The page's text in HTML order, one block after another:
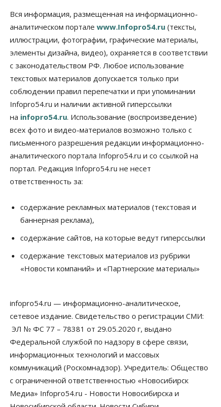
В Новосибирской области резко
сократился грузооборот в автоперевозках
07 Августа 2026, 19:00
Общество
В Новосибирске прошёл митинг
против нового закона о памятниках
07 Августа 2026, 18:00
Бизнес
В аэропорту Толмачёво завершены работы по
бетонированию рулежных дорожек
07 Августа 2026, 17:00
Недвижимость Общество
Новосибирцы стали реже оформлять
дома по упрощенной схеме
Роспотребнадзор изъял почти полторы тонны
мяса в Новосибирской области
07 Августа 2026, 15:00
Расходы новосибирцев на спорт выросли на 40%
за полгода
07 Августа 2026, 14:35
07 Августа 2026, 14:00
Власть
В Новосибирске многодетным семьям вручили
сертификаты на покупку автомобилей
07 Августа 2026, 13:55
Авто Общество
Треть автовладельцев в Новосибирской области
«поставили машины на прикол»
Вся информация, размещенная на информационно-
аналитическом портале www.Infopro54.ru (тексты,
иллюстрации, фотографии, графические материалы,
элементы дизайна, видео), охраняется в соответствии
с законодательством РФ. Любое использование
текстовых материалов допускается только при
соблюдении правил перепечатки и при упоминании
Infopro54.ru и наличии активной гиперссылки
на infopro54.ru. Использование (воспроизведение)
всех фото и видео-материалов возможно только с
письменного разрешения редакции информационно-
аналитического портала Infopro54.ru и со ссылкой на
портал. Редакция Infopro54.ru не несет
ответственность за:
содержание рекламных материалов (текстовая и
баннерная реклама),
содержание сайтов, на которые ведут гиперссылки
содержание текстовых материалов из рубрики
«Новости компаний» и «Партнерские материалы»
infopro54.ru — информационно-аналитическое,
сетевое издание. Свидетельство о регистрации СМИ:
ЭЛ № ФС 77 – 78381 от 29.05.2020 г, выдано
Федеральной службой по надзору в сфере связи,
информационных технологий и массовых
коммуникаций (Роскомнадзор). Учредитель: Общество
с ограниченной ответственностью «Новосибирск
Медиа» Infopro54.ru - Новости Новосибирска и